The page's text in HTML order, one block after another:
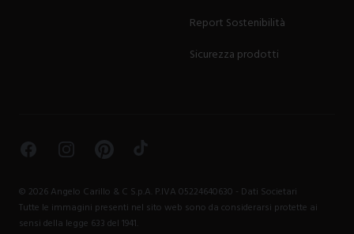
Report Sostenibilità
Sicurezza prodotti
FacebookInstagramPinterestTikTok
© 2026 Angelo Carillo & C S.p.A. P.IVA 05224640630 - Dati Societari
Tutte le immagini presenti nel sito web sono da considerarsi protette ai
sensi della legge 633 del 1941.